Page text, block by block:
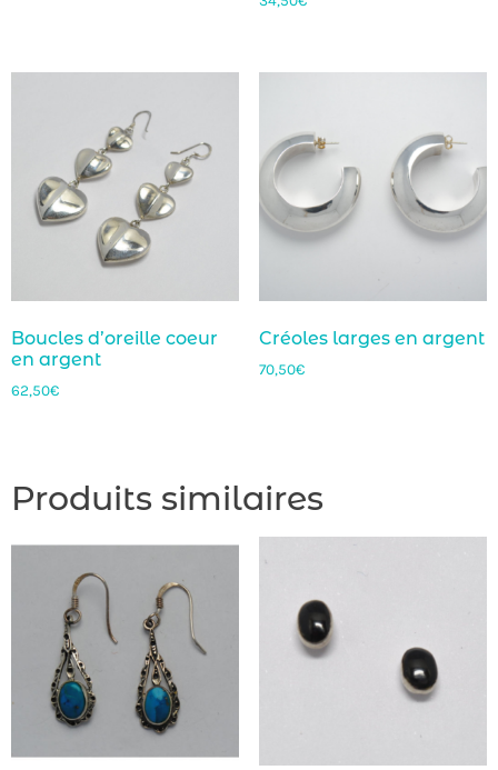
Boucles d’oreille coeur
en argent
62,50€
Créoles larges en argent
70,50€
Produits similaires